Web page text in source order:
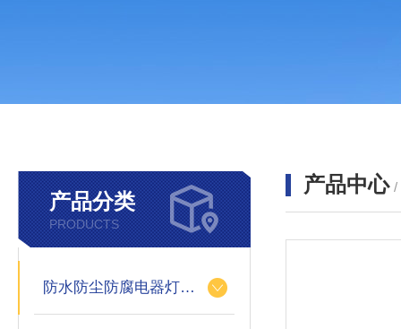
产品分类
PRODUCTS
防水防尘防腐电器灯具类
产品中心 /